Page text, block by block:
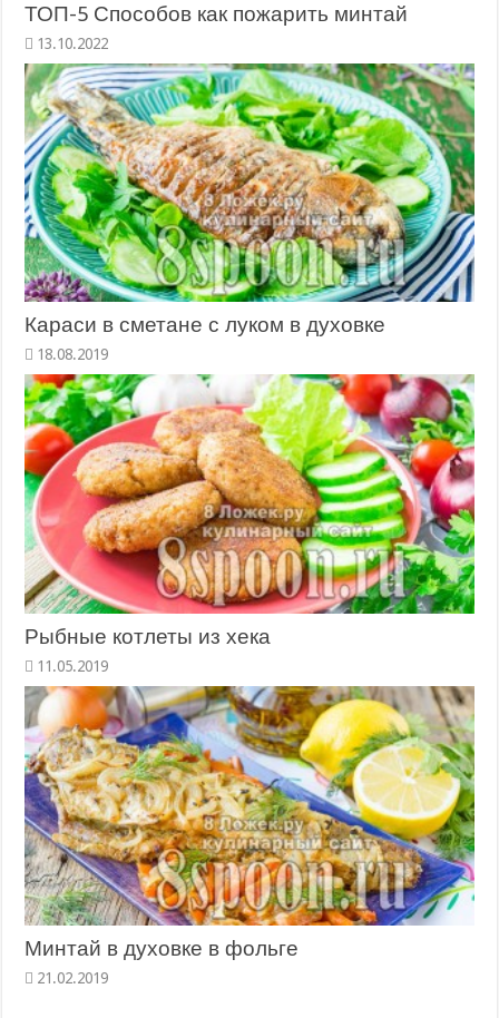
ТОП-5 Способов как пожарить минтай
Караси в сметане с луком в духовке
Рыбные котлеты из хека
Минтай в духовке в фольге